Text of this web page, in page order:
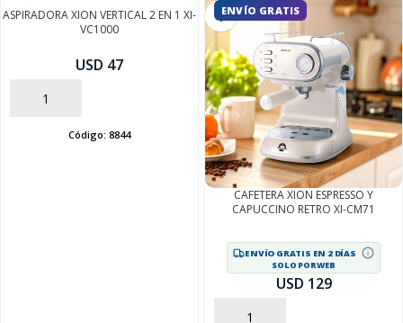
ASPIRADORA XION VERTICAL 2 EN 1 XI-
VC1000
USD 47
AÑADIR
Código: 8844
ENVÍO GRATIS
CAFETERA XION ESPRESSO Y
CAPUCCINO RETRO XI-CM71
ENVÍO GRATIS EN 2 DÍAS
SOLO POR WEB
USD 129
AÑADIR